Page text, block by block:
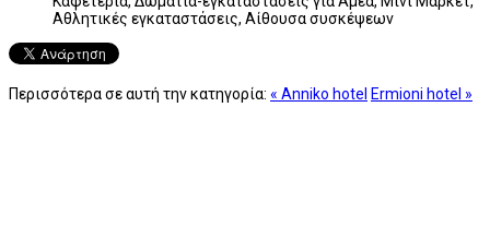
Αθλητικές εγκαταστάσεις, Αίθουσα συσκέψεων
Περισσότερα σε αυτή την κατηγορία: « Anniko hotel Ermioni hotel »